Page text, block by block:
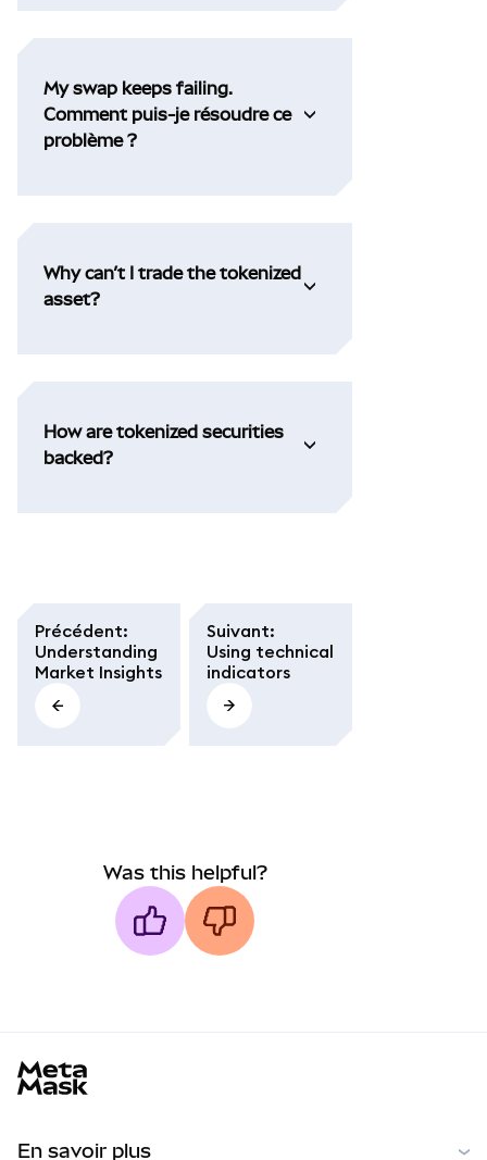
My swap keeps failing.
Comment puis-je résoudre ce
problème ?
Why can’t I trade the tokenized
asset?
How are tokenized securities
backed?
Précédent:
Understanding
Market Insights
Suivant:
Using technical
indicators
Was this helpful?
En savoir plus